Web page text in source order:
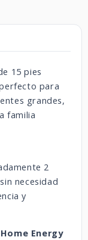
15 pies
para
grandes,
familia
2
necesidad
y
Energy